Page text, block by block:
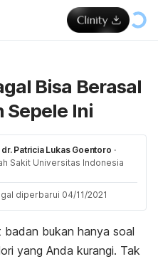
Bisa Berasal
Sepele Ini
dr. Patricia Lukas Goentoro ·
Sakit Universitas Indonesia
diperbarui 04/11/2021
badan bukan hanya soal
yang Anda kurangi. Tak